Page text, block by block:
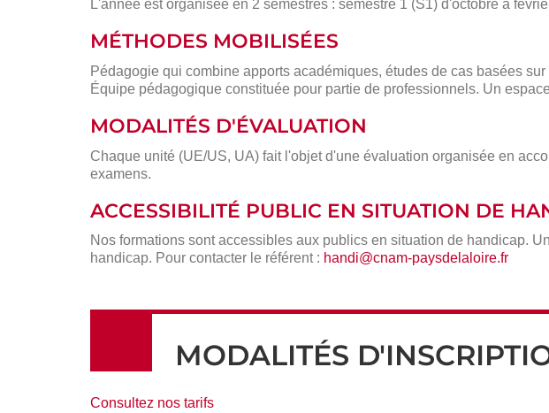
L'année est organisée en 2 semestres : semestre 1 (S1) d'octobre à
MÉTHODES MOBILISÉES
Pédagogie qui combine apports académiques, études de cas basées
Équipe pédagogique constituée pour partie de professionnels. Un
MODALITÉS D'ÉVALUATION
Chaque unité (UE/US, UA) fait l'objet d'une évaluation organisée en
examens.
ACCESSIBILITÉ PUBLIC EN SITUATION DE
Nos formations sont accessibles aux publics en situation de handicap.
handicap. Pour contacter le référent : handi@cnam-paysdelaloire.fr
MODALITÉS
Consultez nos tarifs